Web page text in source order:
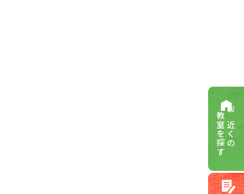
お近くの
教室を探す